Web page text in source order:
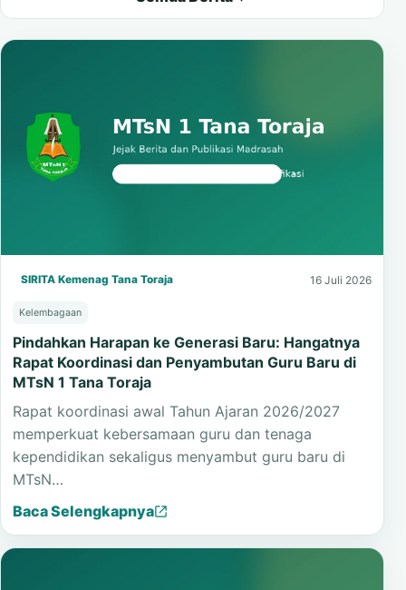
SIRITA Kemenag Tana Toraja 16 Juli 2026
Kelembagaan
Pindahkan Harapan ke Generasi Baru: Hangatnya
Rapat Koordinasi dan Penyambutan Guru Baru di
MTsN 1 Tana Toraja
Rapat koordinasi awal Tahun Ajaran 2026/2027
memperkuat kebersamaan guru dan tenaga
kependidikan sekaligus menyambut guru baru di
MTsN…
Baca Selengkapnya